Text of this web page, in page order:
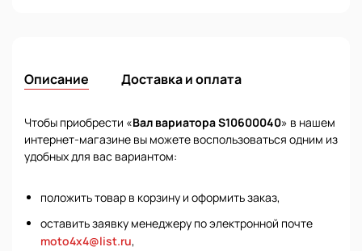
Описание Доставка и оплата
Чтобы приобрести «Вал вариатора S10600040» в нашем
интернет-магазине вы можете воспользоваться одним из
удобных для вас вариантом:
положить товар в корзину и оформить заказ,
оставить заявку менеджеру по электронной почте
moto4x4@list.ru,